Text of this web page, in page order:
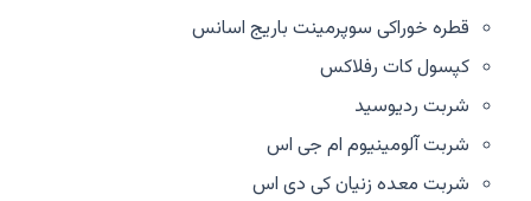
قطره خوراکی سوپرمینت باریج اسانس
کپسول کات رفلاکس
شربت ردیوسید
شربت آلومینیوم ام جی اس
شربت معده زنیان کی دی اس